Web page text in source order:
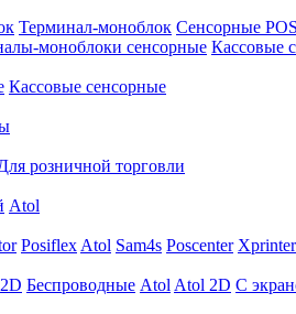
Терминал-моноблок Сенсорные
моноблоки сенсорные Кассовые
Кассовые сенсорные
розничной торговли
Atol
Posiflex Atol Sam4s Poscenter Xprinter
2D Беспроводные Atol Atol 2D С